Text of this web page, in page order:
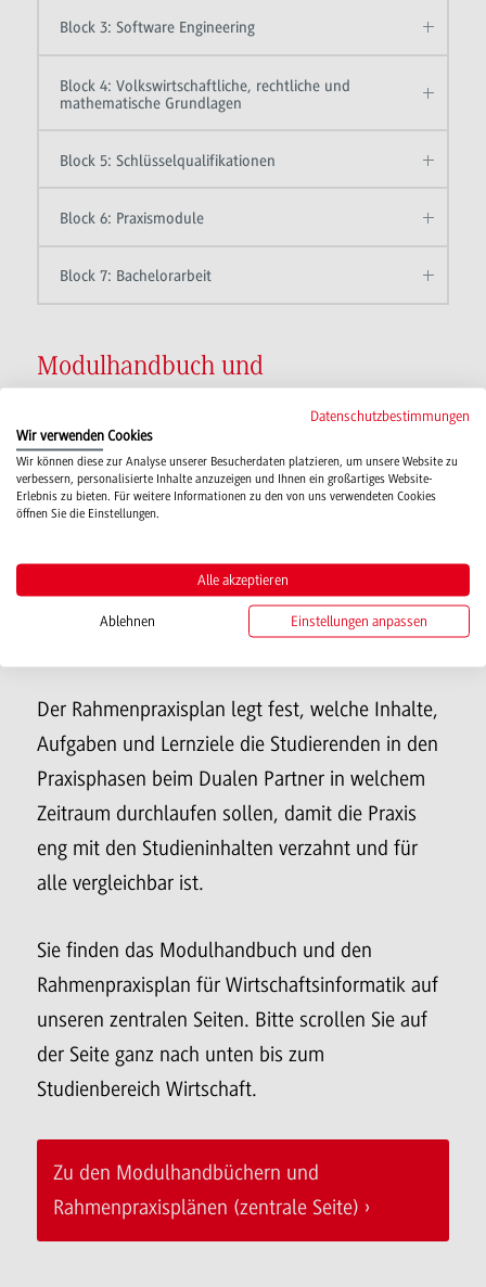
Block 3: Software Engineering
Block 4: Volkswirtschaftliche, rechtliche und
mathematische Grundlagen
Block 5: Schlüsselqualifikationen
Block 6: Praxismodule
Block 7: Bachelorarbeit
Modulhandbuch und
Das Modulhandbuch enthält die Beschreibung
aller für einen Studiengang relevanten Module.
Lernzielen einzelner Kurse, aber auch zum
Arbeitsaufwand und zu den
Der Rahmenpraxisplan legt fest, welche Inhalte,
Aufgaben und Lernziele die Studierenden in den
Praxisphasen beim Dualen Partner in welchem
Zeitraum durchlaufen sollen, damit die Praxis
eng mit den Studieninhalten verzahnt und für
alle vergleichbar ist.
Sie finden das Modulhandbuch und den
Rahmenpraxisplan für Wirtschaftsinformatik auf
unseren zentralen Seiten. Bitte scrollen Sie auf
der Seite ganz nach unten bis zum
Studienbereich Wirtschaft.
Zu den Modulhandbüchern und
Rahmenpraxisplänen (zentrale Seite)
Datenschutzbestimmungen
Wir verwenden Cookies
Wir können diese zur Analyse unserer Besucherdaten platzieren, um unsere Website zu
verbessern, personalisierte Inhalte anzuzeigen und Ihnen ein großartiges Website-
Erlebnis zu bieten. Für weitere Informationen zu den von uns verwendeten Cookies
öffnen Sie die Einstellungen.
Alle akzeptieren
Ablehnen Einstellungen anpassen